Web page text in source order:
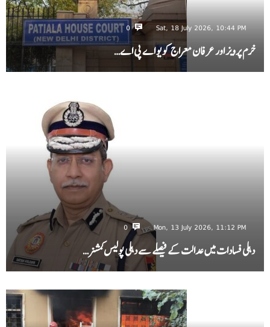
Sat, 18 July 2026, 10:44 PM
0
خرم پرویز اور عرفان معراج کو یو اے پی اے…
Mon, 13 July 2026, 11:12 PM
0
دہلی فسادات میں عدالت کے فیصلے سے دہلی پولیس کمشنر…